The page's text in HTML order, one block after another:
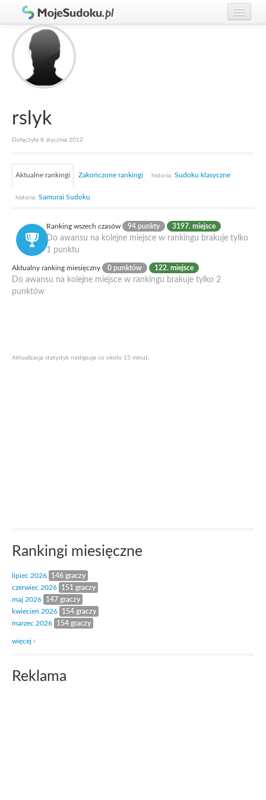
Graj w Sudoku!
Zasady Sudoku
Rankingi
Gracze
rslyk
Dołączyła 8 stycznia 2012
Aktualne rankingi Zakończone rankingi historia: Sudoku klasyczne
historia: Samurai Sudoku
Ranking wszech czasów 94 punkty 3197. miejsce
Do awansu na kolejne miejsce w rankingu brakuje tylko
1 punktu
Aktualny ranking miesięczny 0 punktów 122. miejsce
Do awansu na kolejne miejsce w rankingu brakuje tylko 2
punktów
Aktualizacja statystyk następuje co około 15 minut.
Rankingi miesięczne
lipiec 2026
146 graczy
czerwiec 2026
151 graczy
maj 2026
147 graczy
kwiecień 2026
154 graczy
marzec 2026
154 graczy
więcej ›
Reklama